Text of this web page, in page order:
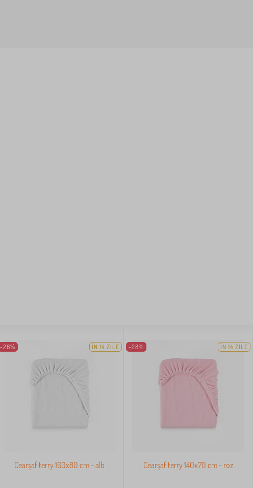
-26% ÎN 14 ZILE
Cearşaf terry 160x80 cm - alb
-28% ÎN 14 ZILE
Cearşaf terry 140x70 cm - roz